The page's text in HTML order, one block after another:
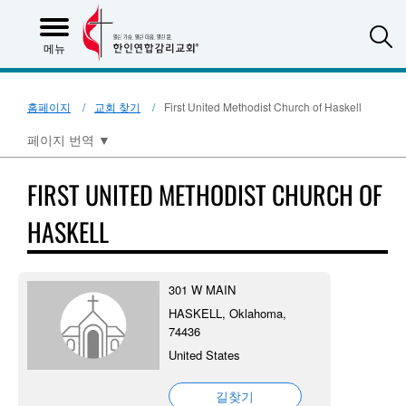
메뉴
홈페이지 교회 찾기 First United Methodist Church of Haskell
페이지 번역 ▼
FIRST UNITED METHODIST CHURCH OF
HASKELL
301 W MAIN
HASKELL, Oklahoma,
74436
United States
길찾기